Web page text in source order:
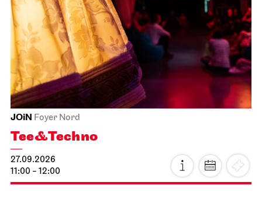
JOiN Foyer Nord
Tee&Techno
27.09.2026
11:00 - 12:00